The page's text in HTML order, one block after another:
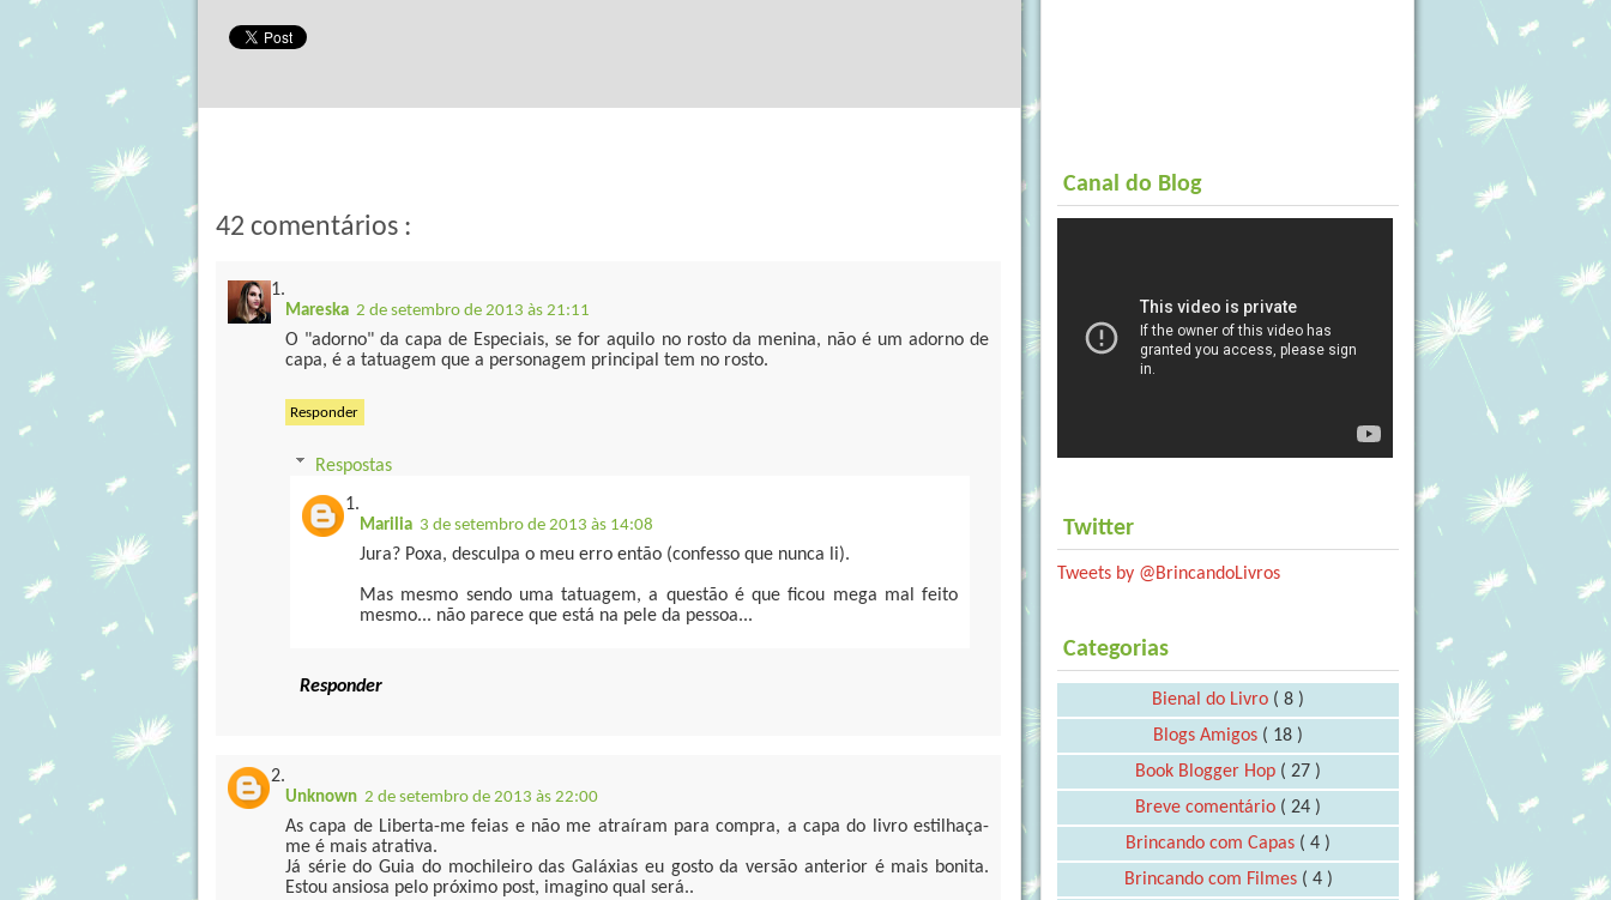
42 comentários :
Mareska 2 de setembro de 2013 às 21:11
O "adorno" da capa de Especiais, se for aquilo no rosto da menina, não é um adorno de
capa, é a tatuagem que a personagem principal tem no rosto.
Responder
Respostas
Marilia 3 de setembro de 2013 às 14:08
Jura? Poxa, desculpa o meu erro então (confesso que nunca li).
Mas mesmo sendo uma tatuagem, a questão é que ficou mega mal feito
mesmo... não parece que está na pele da pessoa...
Responder
Unknown 2 de setembro de 2013 às 22:00
As capa de Liberta-me feias e não me atraíram para compra, a capa do livro estilhaça-
me é mais atrativa.
Já série do Guia do mochileiro das Galáxias eu gosto da versão anterior é mais bonita.
Estou ansiosa pelo próximo post, imagino qual será..
Canal do Blog
Twitter
Tweets by @BrincandoLivros
Categorias
Bienal do Livro ( 8 )
Blogs Amigos ( 18 )
Book Blogger Hop ( 27 )
Breve comentário ( 24 )
Brincando com Capas ( 4 )
Brincando com Filmes ( 4 )